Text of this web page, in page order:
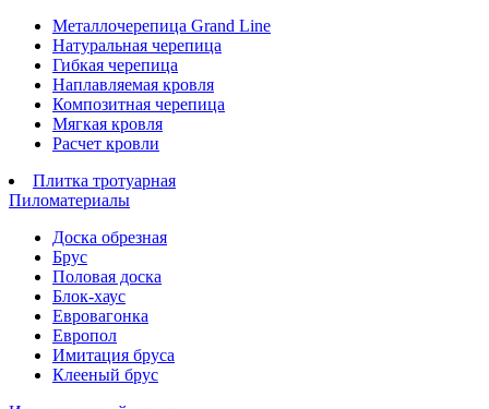
Металлочерепица Grand Line
Натуральная черепица
Гибкая черепица
Наплавляемая кровля
Композитная черепица
Мягкая кровля
Расчет кровли
Плитка тротуарная
Пиломатериалы
Доска обрезная
Брус
Половая доска
Блок-хаус
Евровагонка
Европол
Имитация бруса
Клееный брус